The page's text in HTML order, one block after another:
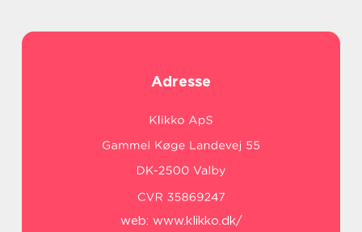
Adresse
web: www.klikko.dk/